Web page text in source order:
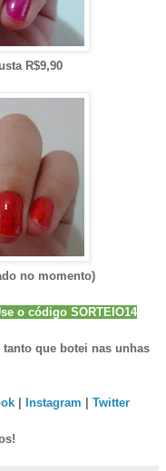
R$9,90
no momento)
o código SORTEIO14
que botei nas unhas
| Instagram Twitter